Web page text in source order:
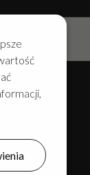
REGULAMIN